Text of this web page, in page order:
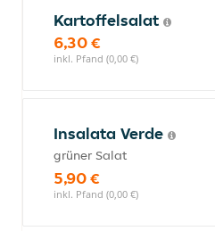
Kartoffelsalat
6,30 €
inkl. Pfand (0,00 €)
Insalata Verde
grüner Salat
5,90 €
inkl. Pfand (0,00 €)